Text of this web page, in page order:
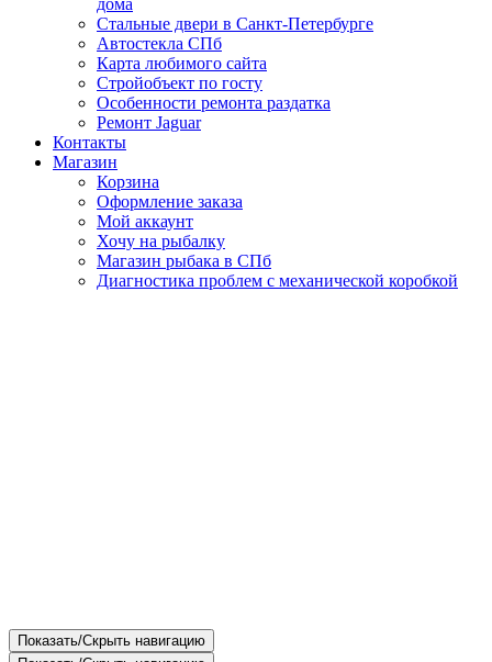
дома
Стальные двери в Санкт-Петербурге
Автостекла СПб
Карта любимого сайта
Стройобъект по госту
Особенности ремонта раздатка
Ремонт Jaguar
Контакты
Магазин
Корзина
Оформление заказа
Мой аккаунт
Хочу на рыбалку
Магазин рыбака в СПб
Диагностика проблем с механической коробкой
Показать/Скрыть навигацию